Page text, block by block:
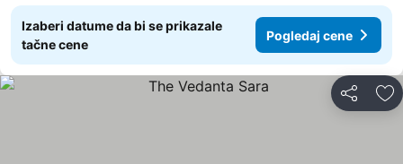
Izaberi datume da bi se prikazale
tačne cene
Pogledaj cene
Deli